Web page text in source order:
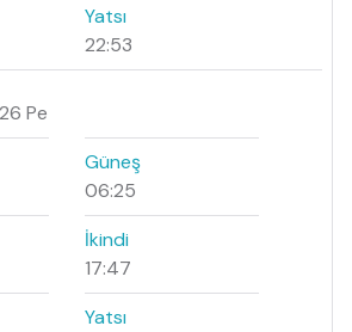
Yatsı
22:53
Pe
Güneş
06:25
İkindi
17:47
Yatsı